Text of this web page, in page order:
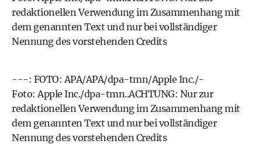
redaktionellen Verwendung im Zusammenhang mit
dem genannten Text und nur bei vollständiger
Nennung des vorstehenden Credits
---: FOTO: APA/APA/dpa-tmn/Apple Inc./-
Foto: Apple Inc./dpa-tmn..ACHTUNG: Nur zur
redaktionellen Verwendung im Zusammenhang mit
dem genannten Text und nur bei vollständiger
Nennung des vorstehenden Credits